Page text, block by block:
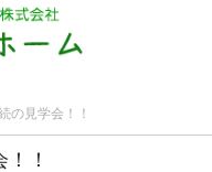
の見学会！！
！